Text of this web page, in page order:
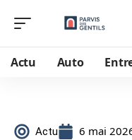
Actu Auto
Actu 6 mai